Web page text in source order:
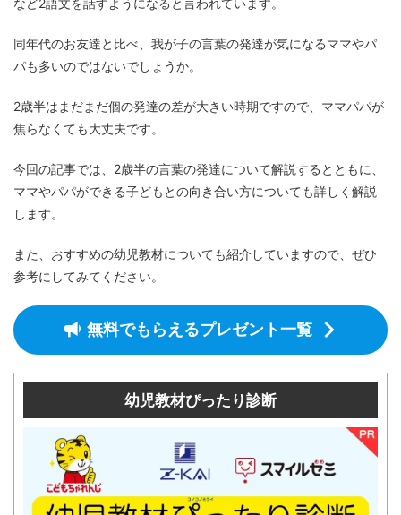
同年代のお友達と比べ、我が子の言葉の発達が気になるママやパ
パも多いのではないでしょうか。
2歳半はまだまだ個の発達の差が大きい時期ですので、ママパパが
焦らなくても大丈夫です。
今回の記事では、2歳半の言葉の発達について解説するとともに、
ママやパパができる子どもとの向き合い方についても詳しく解説
します。
また、おすすめの幼児教材についても紹介していますので、ぜひ
参考にしてみてください。
無料でもらえるプレゼント一覧
幼児教材ぴったり診断